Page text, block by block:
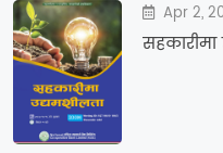
Apr 2,